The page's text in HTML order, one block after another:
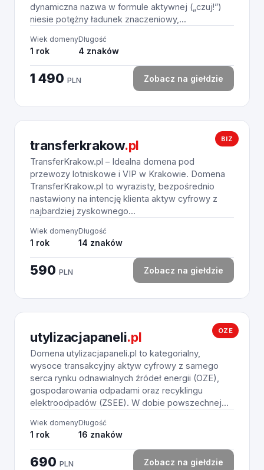
dynamiczna nazwa w formule aktywnej („czuj!”)
niesie potężny ładunek znaczeniowy,...
Wiek domeny
1 rok
Długość
4 znaków
1 490 PLN Zobacz na giełdzie
BIZ
transferkrakow.pl
TransferKrakow.pl – Idealna domena pod
przewozy lotniskowe i VIP w Krakowie. Domena
TransferKrakow.pl to wyrazisty, bezpośrednio
nastawiony na intencję klienta aktyw cyfrowy z
najbardziej zyskownego...
Wiek domeny
1 rok
Długość
14 znaków
590 PLN Zobacz na giełdzie
OZE
utylizacjapaneli.pl
Domena utylizacjapaneli.pl to kategorialny,
wysoce transakcyjny aktyw cyfrowy z samego
serca rynku odnawialnych źródeł energii (OZE),
gospodarowania odpadami oraz recyklingu
elektroodpadów (ZSEE). W dobie powszechnej...
Wiek domeny
1 rok
Długość
16 znaków
690 PLN Zobacz na giełdzie